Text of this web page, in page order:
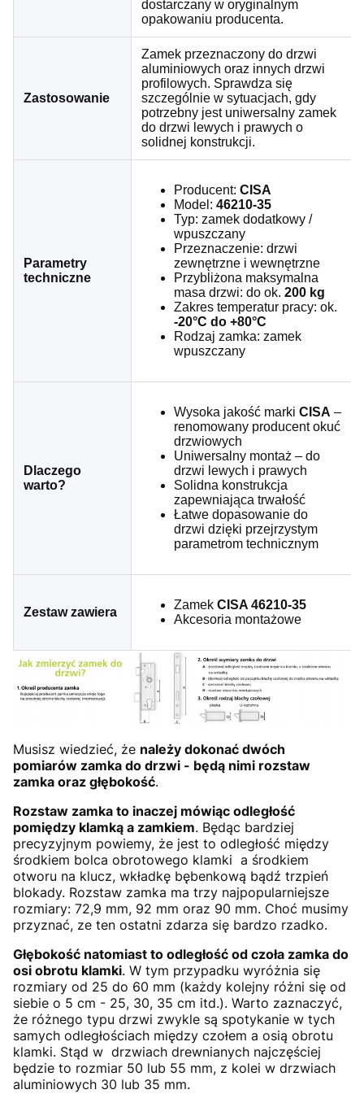
dostarczany w oryginalnym
opakowaniu producenta.
Zastosowanie
Zamek przeznaczony do drzwi
aluminiowych oraz innych drzwi
profilowych. Sprawdza się
szczególnie w sytuacjach, gdy
potrzebny jest uniwersalny zamek
do drzwi lewych i prawych o
solidnej konstrukcji.
Parametry
techniczne
Producent: CISA
Model: 46210-35
Typ: zamek dodatkowy /
wpuszczany
Przeznaczenie: drzwi
zewnętrzne i wewnętrzne
Przybliżona maksymalna
masa drzwi: do ok. 200 kg
Zakres temperatur pracy: ok.
-20°C do +80°C
Rodzaj zamka: zamek
wpuszczany
Dlaczego
warto?
Wysoka jakość marki CISA –
renomowany producent okuć
drzwiowych
Uniwersalny montaż – do
drzwi lewych i prawych
Solidna konstrukcja
zapewniająca trwałość
Łatwe dopasowanie do
drzwi dzięki przejrzystym
parametrom technicznym
Zestaw zawiera
Zamek CISA 46210-35
Akcesoria montażowe
Musisz wiedzieć, że należy dokonać dwóch
pomiarów zamka do drzwi - będą nimi rozstaw
zamka oraz głębokość.
Rozstaw zamka to inaczej mówiąc odległość
pomiędzy klamką a zamkiem. Będąc bardziej
precyzyjnym powiemy, że jest to odległość między
środkiem bolca obrotowego klamki a środkiem
otworu na klucz, wkładkę bębenkową bądź trzpień
blokady. Rozstaw zamka ma trzy najpopularniejsze
rozmiary: 72,9 mm, 92 mm oraz 90 mm. Choć musimy
przyznać, ze ten ostatni zdarza się bardzo rzadko.
Głębokość natomiast to odległość od czoła zamka do
osi obrotu klamki. W tym przypadku wyróżnia się
rozmiary od 25 do 60 mm (każdy kolejny różni się od
siebie o 5 cm - 25, 30, 35 cm itd.). Warto zaznaczyć,
że różnego typu drzwi zwykle są spotykanie w tych
samych odległościach między czołem a osią obrotu
klamki. Stąd w drzwiach drewnianych najczęściej
będzie to rozmiar 50 lub 55 mm, z kolei w drzwiach
aluminiowych 30 lub 35 mm.